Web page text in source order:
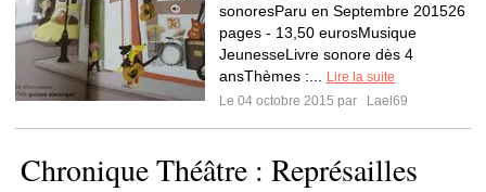
sonoresParu en Septembre 201526
pages - 13,50 eurosMusique
JeunesseLivre sonore dès 4
ansThèmes :...
Lire la suite
Le 04 octobre 2015 par
Lael69
Chronique Théâtre : Représailles